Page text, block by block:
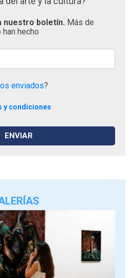
nuestro boletín. Más de
hecho
enviados?
y condiciones